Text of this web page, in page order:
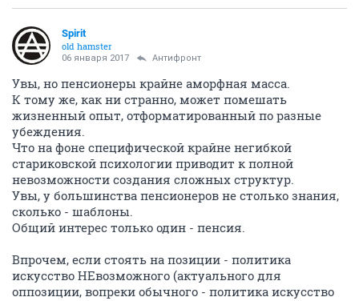
Spirit
old hamster
06 января 2017 Антифронт
Увы, но пенсионеры крайне аморфная масса.
К тому же, как ни странно, может помешать
жизненный опыт, отформатированный по разные
убеждения.
Что на фоне специфической крайне негибкой
стариковской психологии приводит к полной
невозможности создания сложных структур.
Увы, у большинства пенсионеров не столько знания,
сколько - шаблоны.
Общий интерес только один - пенсия.
Впрочем, если стоять на позиции - политика
искусство НЕвозможного (актуального для
оппозиции, вопреки обычного - политика искусство